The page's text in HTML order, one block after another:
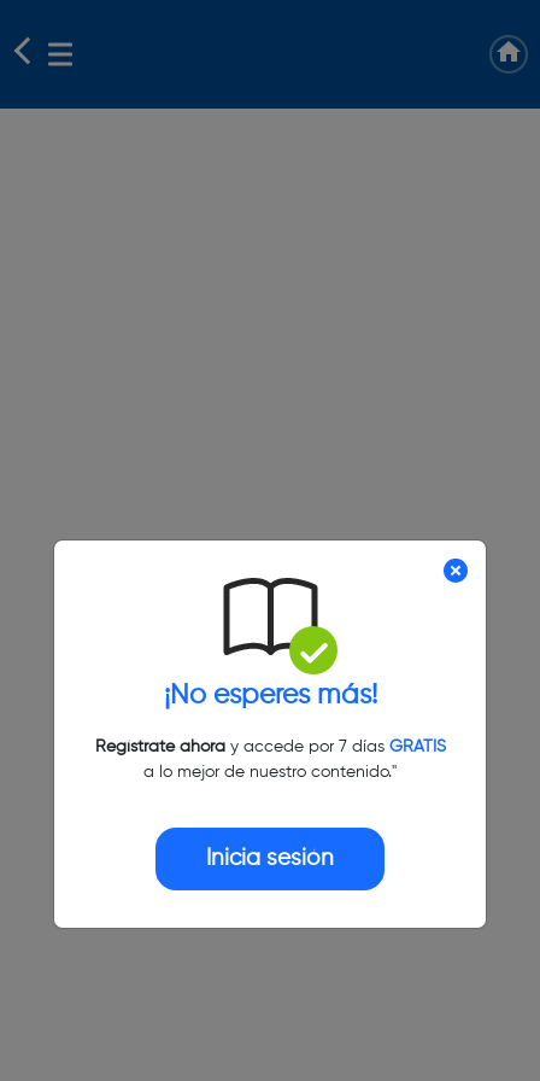
¡No esperes más!
Regístrate ahoray accede por 7 días GRATIS
a lo mejor de nuestro contenido."
Inicia sesión